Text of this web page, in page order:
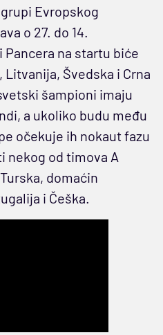
Evropskog
o 27. do 14.
na startu biće
Švedska i Crna
šampioni imaju
a ukoliko budu među
očekuje ih nokaut fazu
nekog od timova A
domaćin
i Češka.